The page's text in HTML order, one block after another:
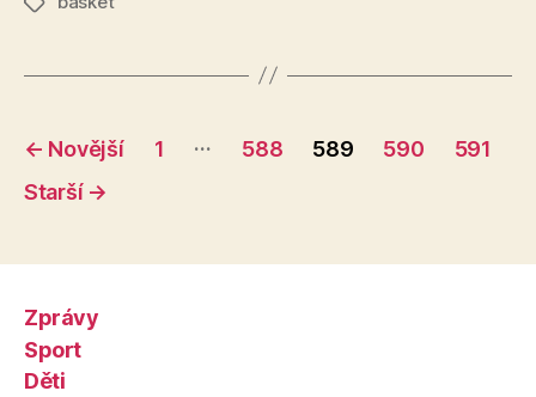
Stránkování
příspěvků
← Novější 1 … 588 589 590
591
Starší →
Zprávy
Sport
Děti